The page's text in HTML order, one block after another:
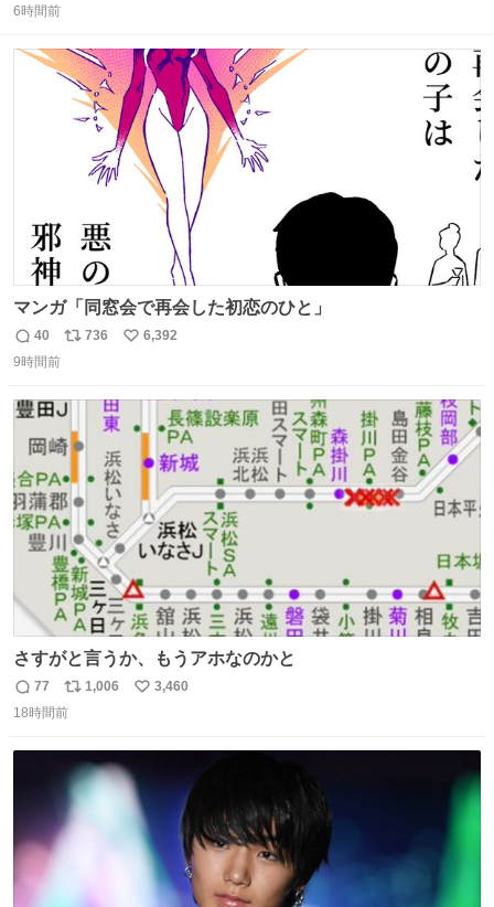
信
ト
数
数
6時間前
マンガ「同窓会で再会した初恋のひと」
返
信
40
リ
ト
数
736
い
6,392
9時間前
さすがと言うか、もうアホなのかと
返
信
77
リ
ポ
ト
数
1,006
い
3,460
18時間前